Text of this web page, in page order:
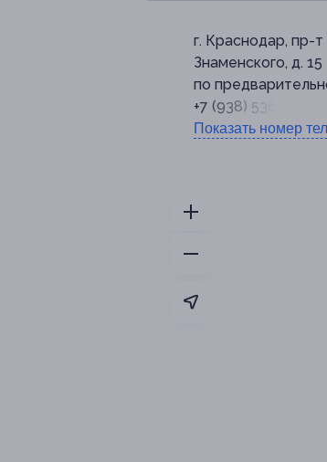
г. Краснодар, пр-
Знаменского, д. 15
по
+7 (938) 536-79-11
Показать номер